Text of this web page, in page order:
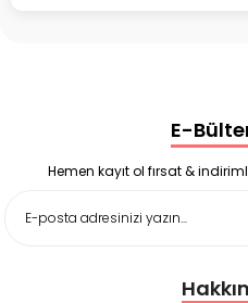
Enterogermina Family 5
Deep Flex Stres Azaltıcı
Matı Set 40x60 cm
Deep Flex Stres Azaltıcı
E-
Hemen kayıt ol fırsat &